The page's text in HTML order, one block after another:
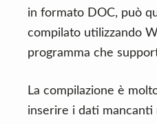
in formato DOC, può
compilato utilizzando
programma che
La compilazione è
inserire i dati mancanti